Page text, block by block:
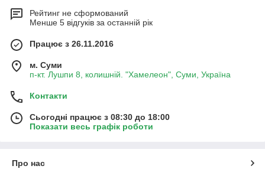
Рейтинг не сформований
Менше 5 відгуків за останній рік
Працює з 26.11.2016
м. Суми
п-кт. Лушпи 8, колишній. "Хамелеон", Суми, Україна
Контакти
Сьогодні працює з 08:30 до 18:00
Показати весь графік роботи
Про нас